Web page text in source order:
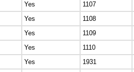
Yes 1107
Yes 1108
Yes 1109
Yes 1110
Yes 1931